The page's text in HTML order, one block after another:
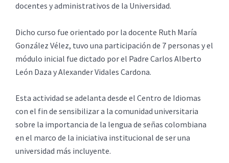
docentes y administrativos de la Universidad.
Dicho curso fue orientado por la docente Ruth María
González Vélez, tuvo una participación de 7 personas y el
módulo inicial fue dictado por el Padre Carlos Alberto
León Daza y Alexander Vidales Cardona.
Esta actividad se adelanta desde el Centro de Idiomas
con el fin de sensibilizar a la comunidad universitaria
sobre la importancia de la lengua de señas colombiana
en el marco de la iniciativa institucional de ser una
universidad más incluyente.